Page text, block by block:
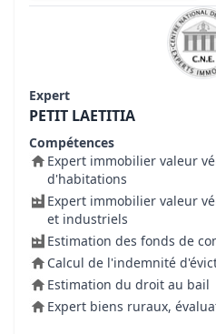
Expert
PETIT LAETITIA
Compétences
Expert immobilier valeur
d'habitations
Expert immobilier valeur
et industriels
Estimation des fonds de
Calcul de l'indemnité
Estimation du droit au bail
Expert biens ruraux,